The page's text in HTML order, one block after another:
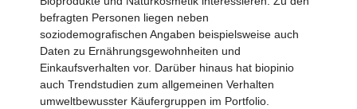
befragten Personen liegen neben
soziodemografischen Angaben beispielsweise auch
Daten zu Ernährungsgewohnheiten und
Einkaufsverhalten vor. Darüber hinaus hat biopinio
auch Trendstudien zum allgemeinen Verhalten
umweltbewusster Käufergruppen im Portfolio.